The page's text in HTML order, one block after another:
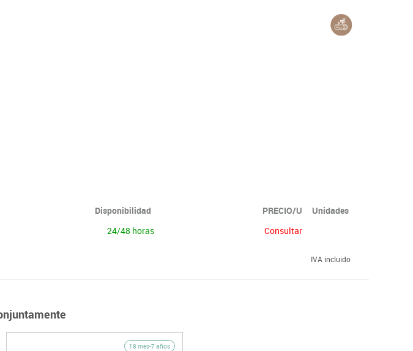
Disponibilidad PRECIO/U
Unidades
24/48 horas Consultar
IVA incluido
18 mes-7 años